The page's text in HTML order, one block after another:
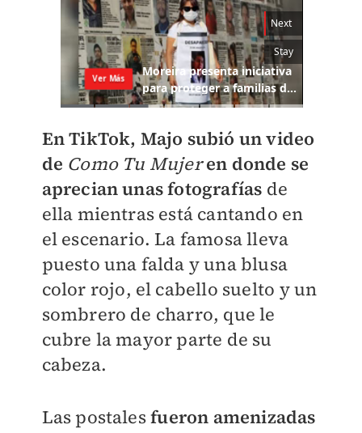
En TikTok, Majo subió un video
de Como Tu Mujer en donde se
aprecian unas fotografías de
ella mientras está cantando en
el escenario. La famosa lleva
puesto una falda y una blusa
color rojo, el cabello suelto y un
sombrero de charro, que le
cubre la mayor parte de su
cabeza.
Las postalesfueron amenizadas